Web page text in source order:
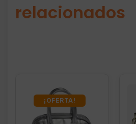
relacionados
¡OFERTA!